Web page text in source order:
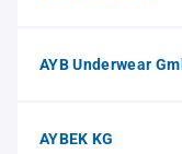
AYB Underwear
AYBEK KG